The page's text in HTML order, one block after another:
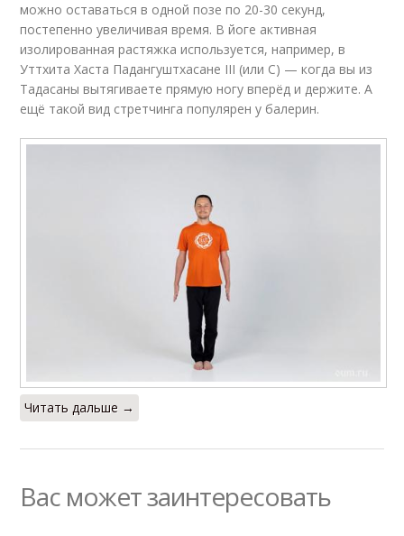
можно оставаться в одной позе по 20-30 секунд,
постепенно увеличивая время. В йоге активная
изолированная растяжка используется, например, в
Уттхита Хаста Падангуштхасане III (или C) — когда вы из
Тадасаны вытягиваете прямую ногу вперёд и держите. А
ещё такой вид стретчинга популярен у балерин.
Читать дальше →
Вас может заинтересовать